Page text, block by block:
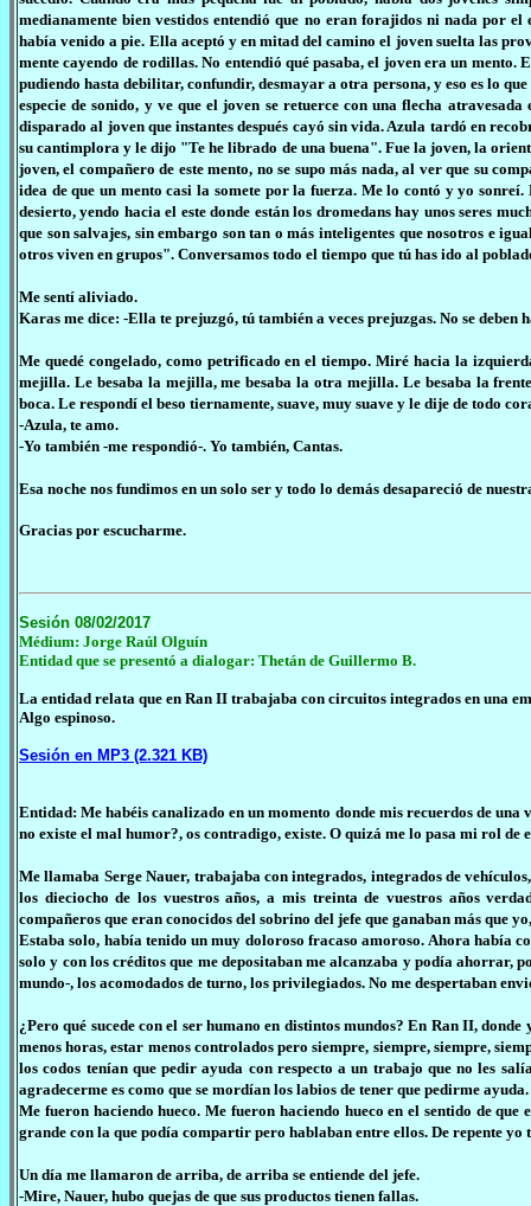
medianamente bien vestidos entendió que no eran forajidos ni nada por
había venido a pie. Ella aceptó y en mitad del camino el joven suelta las
mente cayendo de rodillas. No entendió qué pasaba, el joven era un mento.
pudiendo hasta debilitar, confundir, desmayar a otra persona, y eso es lo
especie de sonido, y ve que el joven se retuerce con una flecha
disparado al joven que instantes después cayó sin vida. Azula tardó en
su cantimplora y le dijo "Te he librado de una buena". Fue la joven, la
joven, el compañero de este mento, no se supo más nada, al ver que su
idea de que un mento casi la somete por la fuerza. Me lo contó y yo
desierto, yendo hacia el este donde están los dromedans hay unos seres
que son salvajes, sin embargo son tan o más inteligentes que nosotros e
otros viven en grupos". Conversamos todo el tiempo que tú has ido al
Me sentí aliviado.
Karas me dice: -Ella te prejuzgó, tú también a veces prejuzgas. No se
Me quedé congelado, como petrificado en el tiempo. Miré hacia la
mejilla. Le besaba la mejilla, me besaba la otra mejilla. Le besaba la
boca. Le respondí el beso tiernamente, suave, muy suave y le dije de todo
-Azula, te amo.
-Yo también -me respondió-. Yo también, Cantas.
Esa noche nos fundimos en un solo ser y todo lo demás desapareció de
Gracias por escucharme.
Sesión 08/02/2017
Médium: Jorge Raúl Olguín
Entidad que se presentó a dialogar: Thetán de Guillermo B.
La entidad relata que en Ran II trabajaba con circuitos integrados en una
Algo espinoso.
Sesión en MP3 (2.321 KB)
Entidad: Me habéis canalizado en un momento donde mis recuerdos de
no existe el mal humor?, os contradigo, existe. O quizá me lo pasa mi rol de
Me llamaba Serge Nauer, trabajaba con integrados, integrados de
los dieciocho de los vuestros años, a mis treinta de vuestros años
compañeros que eran conocidos del sobrino del jefe que ganaban más que
Estaba solo, había tenido un muy doloroso fracaso amoroso. Ahora había
solo y con los créditos que me depositaban me alcanzaba y podía ahorrar,
mundo-, los acomodados de turno, los privilegiados. No me despertaban
¿Pero qué sucede con el ser humano en distintos mundos? En Ran II,
menos horas, estar menos controlados pero siempre, siempre, siempre,
los codos tenían que pedir ayuda con respecto a un trabajo que no les
agradecerme es como que se mordían los labios de tener que pedirme ayuda.
Me fueron haciendo hueco. Me fueron haciendo hueco en el sentido de
grande con la que podía compartir pero hablaban entre ellos. De repente
Un día me llamaron de arriba, de arriba se entiende del jefe.
-Mire, Nauer, hubo quejas de que sus productos tienen fallas.